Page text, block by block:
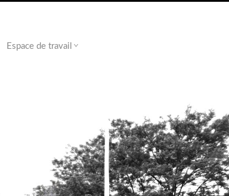
Espace de travail